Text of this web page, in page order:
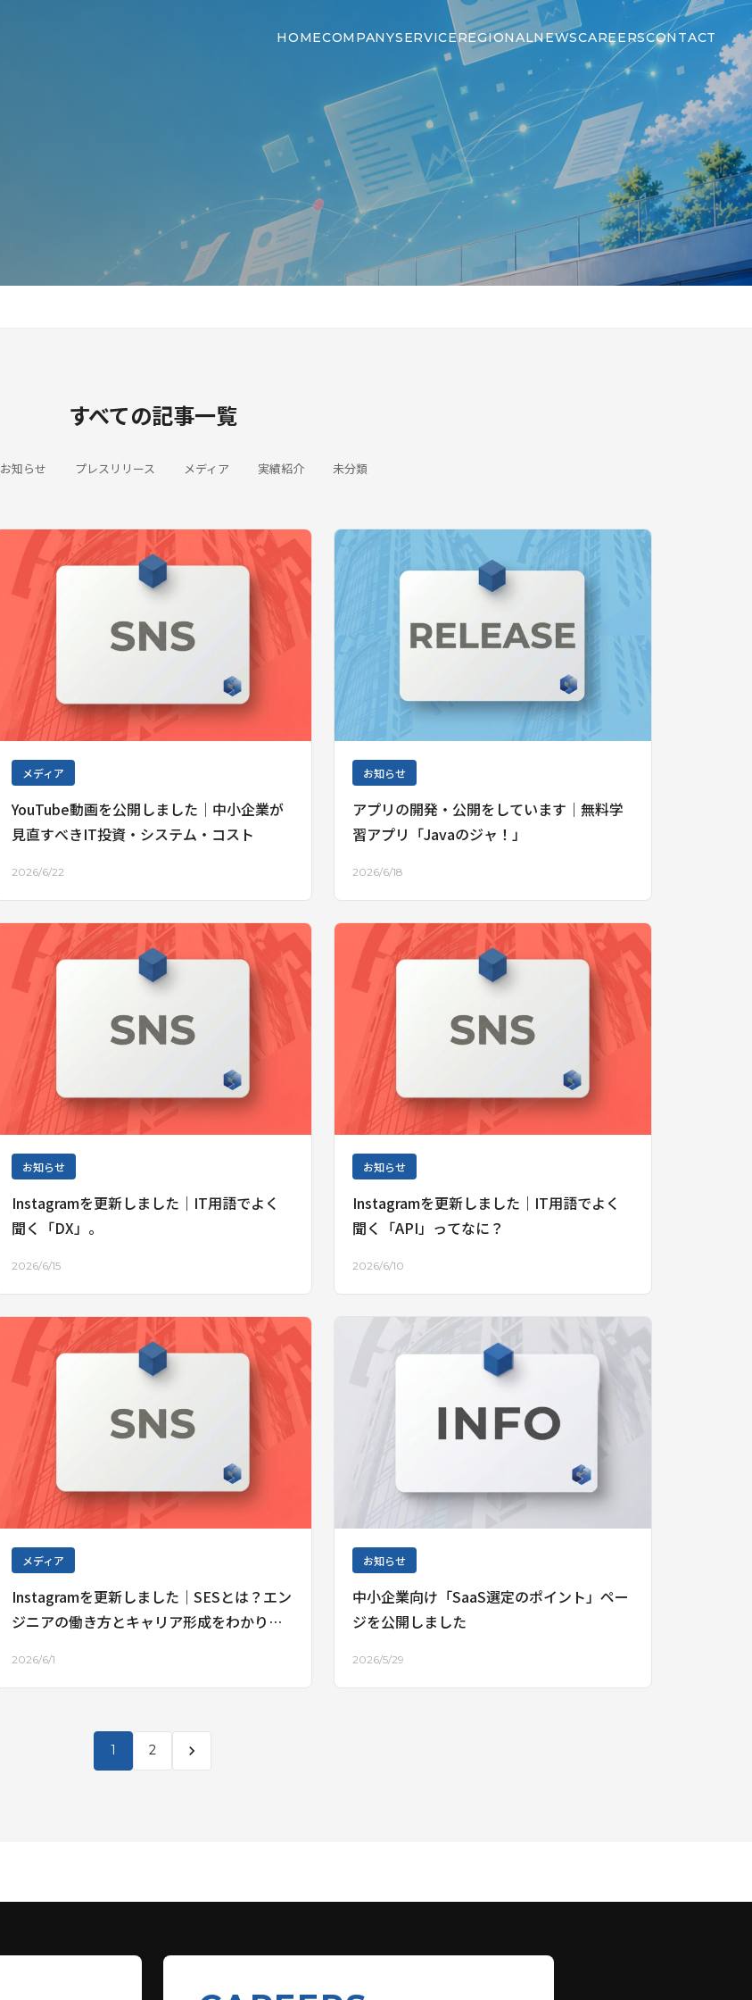
HOMECOMPANYSERVICEREGIONALNEWSCAREERSCONTACT
すべての記事一覧
お知らせ プレスリリース メディア 実績紹介 未分類
メディア
YouTube動画を公開しました｜中小企業が
見直すべきIT投資・システム・コスト
2026/6/22
お知らせ
アプリの開発・公開をしています｜無料学
習アプリ「Javaのジャ！」
2026/6/18
お知らせ
Instagramを更新しました｜IT用語でよく
聞く「DX」。
2026/6/15
お知らせ
Instagramを更新しました｜IT用語でよく
聞く「API」ってなに？
2026/6/10
メディア
Instagramを更新しました｜SESとは？エン
ジニアの働き方とキャリア形成をわかりや
2026/6/1
お知らせ
中小企業向け「SaaS選定のポイント」ペー
ジを公開しました
2026/5/29
1 2 chevron_right